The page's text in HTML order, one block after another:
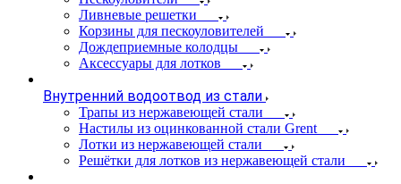
Ливневые решетки
Корзины для пескоуловителей
Дождеприемные колодцы
Аксессуары для лотков
Внутренний водоотвод из стали
Трапы из нержавеющей стали
Настилы из оцинкованной стали Grent
Лотки из нержавеющей стали
Решётки для лотков из нержавеющей стали